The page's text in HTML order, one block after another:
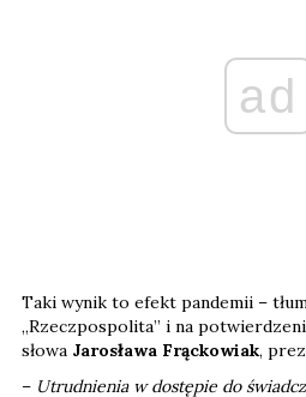
ad
Taki wynik to efekt pandemii –
„Rzeczpospolita” i na
słowa Jarosława Frąckowiak,
– Utrudnienia w dostępie do